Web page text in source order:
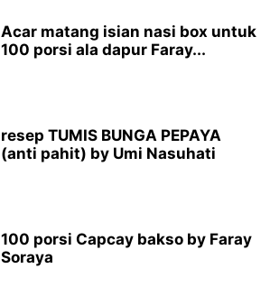
Acar matang isian nasi box untuk
100 porsi ala dapur Faray...
resep TUMIS BUNGA PEPAYA
(anti pahit) by Umi Nasuhati
100 porsi Capcay bakso by Faray
Soraya